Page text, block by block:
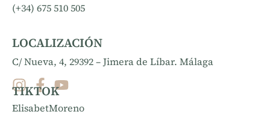
(+34) 675 510 505
LOCALIZACIÓN
C/ Nueva, 4, 29392 – Jimera de Líbar. Málaga
TIKTOK
ElisabetMoreno